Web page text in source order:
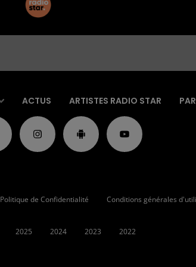
ACTUS ARTISTES RADIO STAR
Politique de Confidentialité Conditions générales
2025 2024 2023 2022